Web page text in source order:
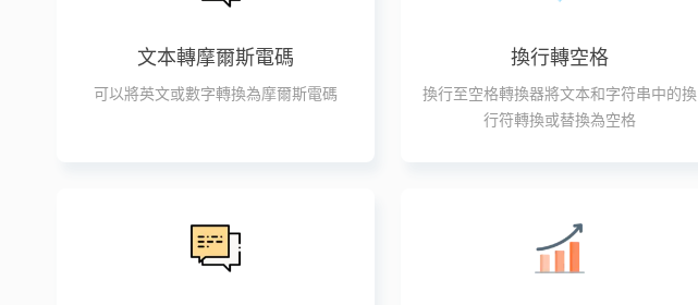
文本轉摩爾斯電碼
可以將英文或數字轉換為摩爾斯電碼
換行轉空格
換行至空格轉換器將文本和字符串中的換
行符轉換或替換為空格